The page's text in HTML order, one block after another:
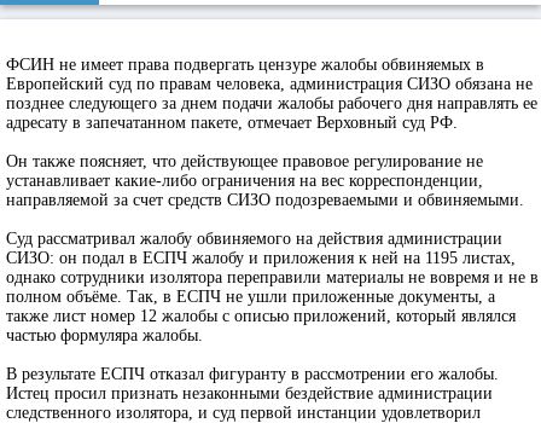
ФСИН не имеет права подвергать цензуре жалобы обвиняемых в
Европейский суд по правам человека, администрация СИЗО обязана не
позднее следующего за днем подачи жалобы рабочего дня направлять ее
адресату в запечатанном пакете, отмечает Верховный суд РФ.
Он также поясняет, что действующее правовое регулирование не
устанавливает какие-либо ограничения на вес корреспонденции,
направляемой за счет средств СИЗО подозреваемыми и обвиняемыми.
Суд рассматривал жалобу обвиняемого на действия администрации
СИЗО: он подал в ЕСПЧ жалобу и приложения к ней на 1195 листах,
однако сотрудники изолятора переправили материалы не вовремя и не в
полном объёме. Так, в ЕСПЧ не ушли приложенные документы, а
также лист номер 12 жалобы с описью приложений, который являлся
частью формуляра жалобы.
В результате ЕСПЧ отказал фигуранту в рассмотрении его жалобы.
Истец просил признать незаконными бездействие администрации
следственного изолятора, и суд первой инстанции удовлетворил